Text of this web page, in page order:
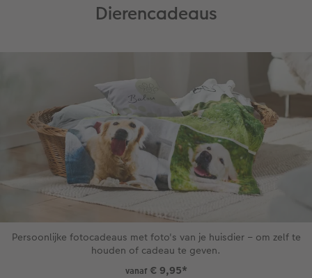
Dierencadeaus
Persoonlijke fotocadeaus met foto's van je huisdier – om zelf te
houden of cadeau te geven.
vanaf€ 9,95*